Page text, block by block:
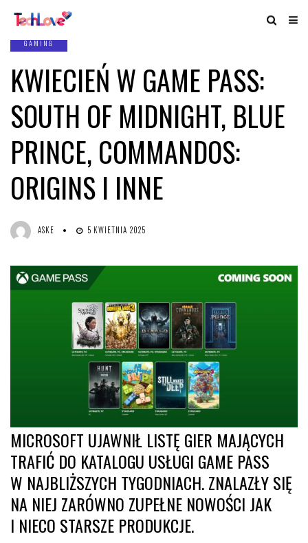
GAMING
KWIECIEŃ W GAME PASS:
SOUTH OF MIDNIGHT, BLUE
PRINCE, COMMANDOS:
ORIGINS I INNE
ASKE 5 KWIETNIA 2025
MICROSOFT UJAWNIŁ LISTĘ GIER MAJĄCYCH
TRAFIĆ DO KATALOGU USŁUGI GAME PASS
W NAJBLIŻSZYCH TYGODNIACH. ZNALAZŁY SIĘ
NA NIEJ ZARÓWNO ZUPEŁNE NOWOŚCI JAK
I NIECO STARSZE PRODUKCJE.